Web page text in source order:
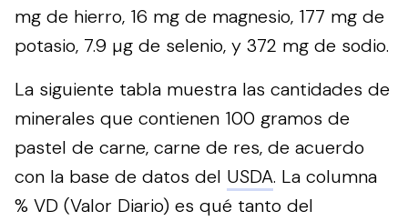
mg de hierro, 16 mg de magnesio, 177 mg de
potasio, 7.9 µg de selenio, y 372 mg de sodio.
La siguiente tabla muestra las cantidades de
minerales que contienen 100 gramos de
pastel de carne, carne de res, de acuerdo
con la base de datos del USDA. La columna
% VD (Valor Diario) es qué tanto del